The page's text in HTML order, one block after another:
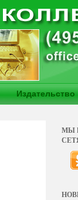
Издательство
МЫ